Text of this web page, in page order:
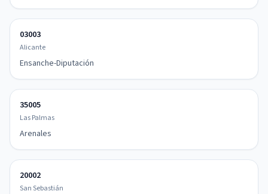
03003
Alicante
Ensanche-Diputación
35005
Las Palmas
Arenales
20002
San Sebastián